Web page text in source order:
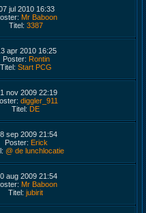
jul 2010 16:33
Mr Baboon
Titel: 3387
apr 2010 16:25
Poster: Rontin
Titel: Start PCG
nov 2009 22:19
diggler_911
Titel: DE
sep 2009 21:54
Poster: Erick
@ de lunchlocatie
aug 2009 21:54
Mr Baboon
Titel: jubirit